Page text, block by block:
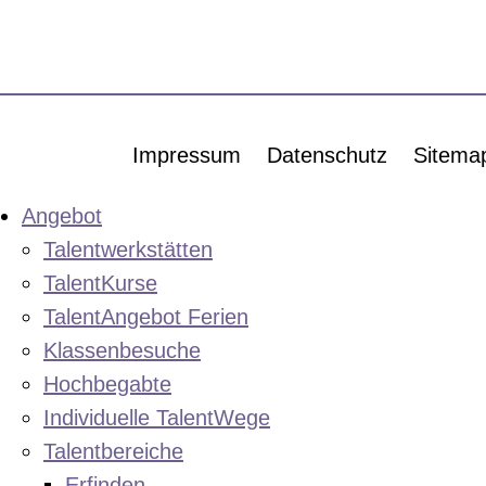
Impressum Datenschutz
Angebot
Talentwerkstätten
TalentKurse
TalentAngebot Ferien
Klassenbesuche
Hochbegabte
Individuelle TalentWege
Talentbereiche